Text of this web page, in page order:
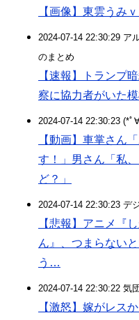
【画像】東雲うみ
2024-07-14 22:30:29 ア
のまとめ
【速報】トランプ
察に協力者がいた
2024-07-14 22:30:23 (*ﾟ
【動画】車掌さん
す！」男さん「私
ど？」
2024-07-14 22:30:23 デ
【悲報】アニメ『
ん』、つまらない
う…
2024-07-14 22:30:22 気
【激怒】嫁がレス